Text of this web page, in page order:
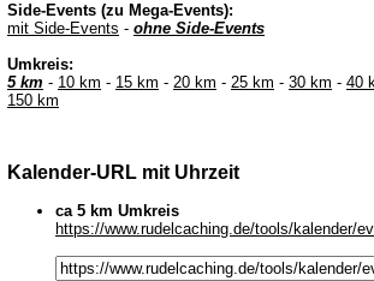
Side-Events (zu Mega-Events):
mit Side-Events - ohne Side-Events
Umkreis:
5 km - 10 km - 15 km - 20 km - 25 km - 30 km - 40
150 km
Kalender-URL mit Uhrzeit
ca 5 km Umkreis
https://www.rudelcaching.de/tools/kalender/